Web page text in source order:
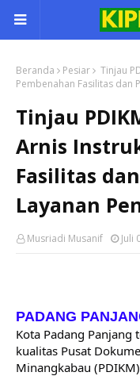
Beranda Pesiar
Tinjau
Pembenahan Fasilitas dan
Tinjau
Arnis
Fasilitas
Layanan
Musriadi Musanif Juli
PADANG
Kota Padang
kualitas Pusat
Minangkabau